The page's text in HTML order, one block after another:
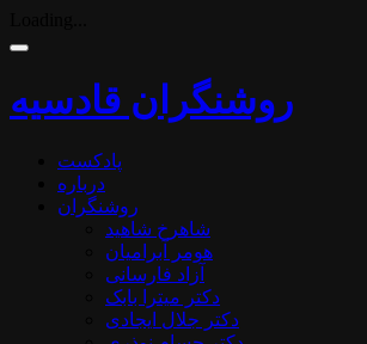
روشنگران قادسیه
پادکست
درباره
روشنگران
شاهرخ شاهید
هومر آبرامیان
آزاد فارسانی
دکتر میترا بابک
دکتر جلال ایجادی